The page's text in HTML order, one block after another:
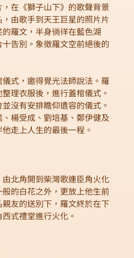
在《獅子山下》的歌聲背景
由歌手到天王巨星的照片片
羅文，半身徜徉在藍色湖
告別。象徵羅文空前絕後的
式，邀得覺光法師說法。羅
理衣服後，進行蓋棺儀式。
沒有安排瞻仰遺容的儀式。
楊受成、劉培基、鄭伊健及
走上人生的最後一程。
北角開到柴灣歌連臣角火化
的白花之外，更放上他生前
友的送別下，羅文終於在下
式禮堂進行火化。